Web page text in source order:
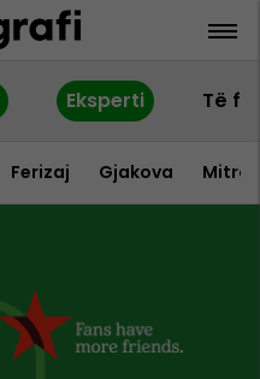
Eksperti Të
Ferizaj Gjakova